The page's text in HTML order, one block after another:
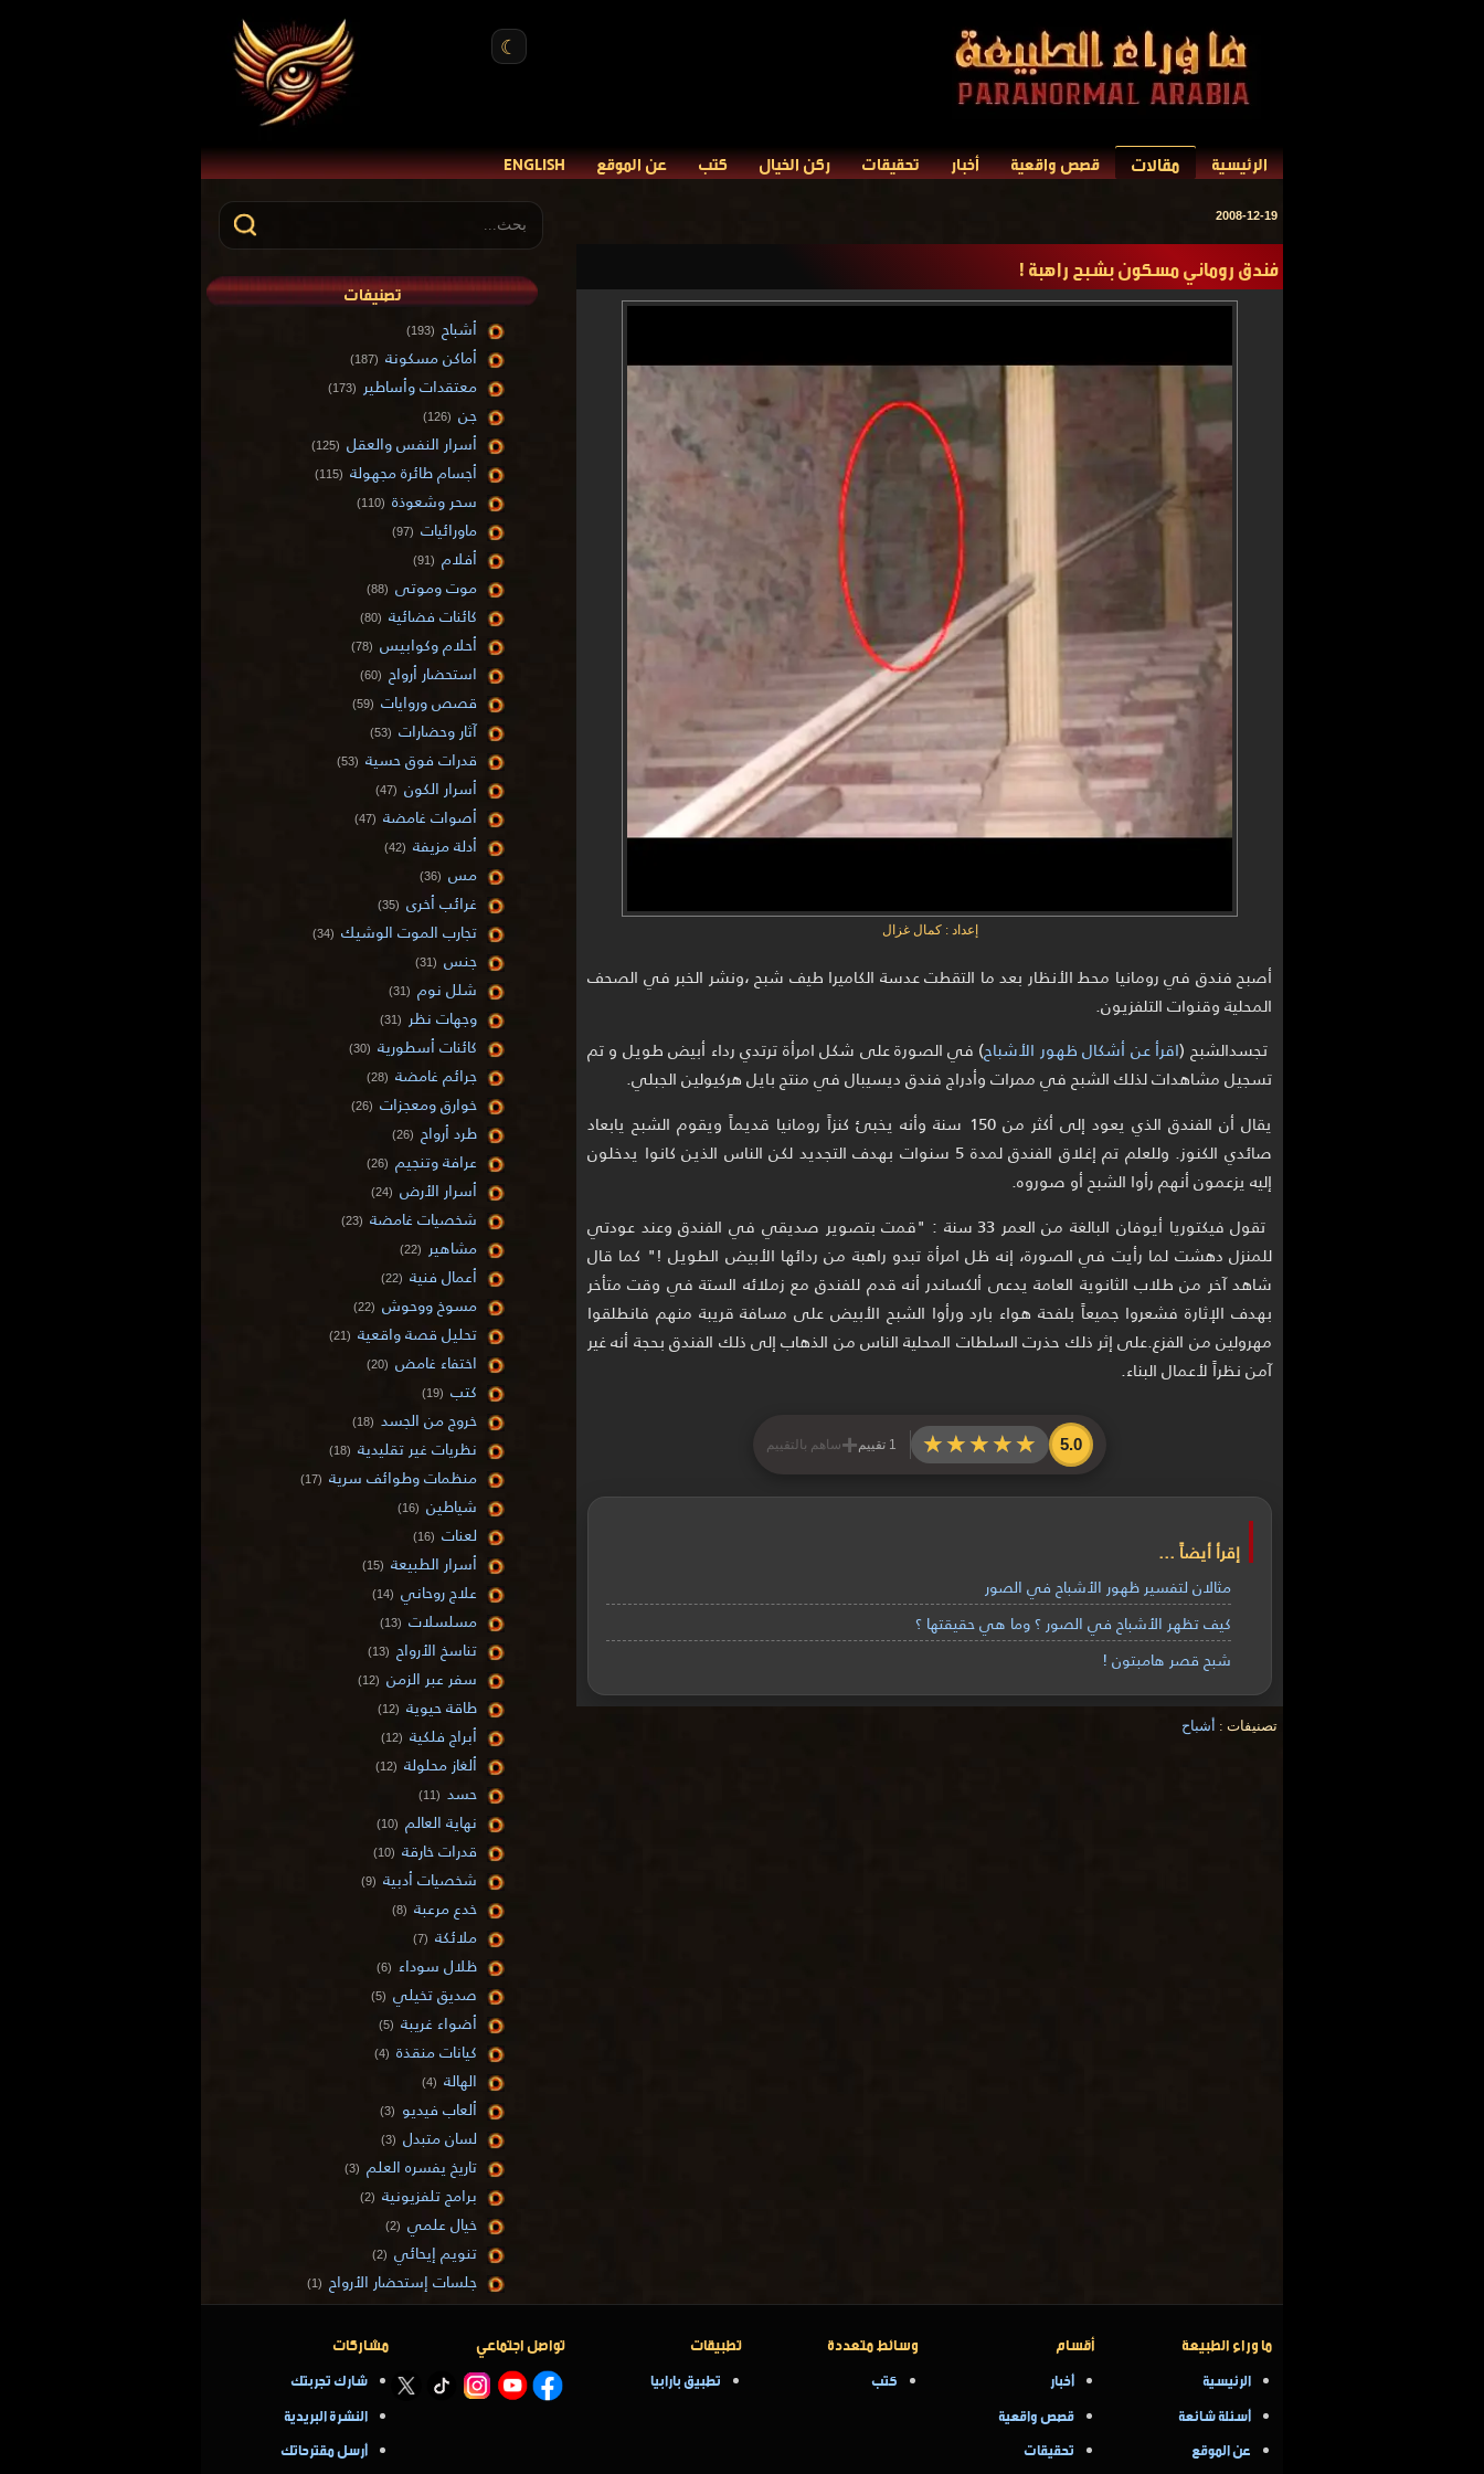
☾
الرئيسية مقالات قصص واقعية أخبار تحقيقات ركن الخيال كتب عن الموقع ENGLISH
2008-12-19
فندق روماني مسكون بشبح راهبة !
إعداد : كمال غزال
أصبح فندق في رومانيا محط الأنظار بعد ما التقطت عدسة الكاميرا طيف شبح ،ونشر الخبر في الصحف
المحلية وقنوات التلفزيون.
تجسدالشبح (اقرأ عن أشكال ظهور الأشباح) في الصورة على شكل امرأة ترتدي رداء أبيض طويل و تم
تسجيل مشاهدات لذلك الشبح في ممرات وأدراج فندق ديسيبال في منتج بايل هركيولين الجبلي.
يقال أن الفندق الذي يعود إلى أكثر من 150 سنة وأنه يخبئ كنزاً رومانيا قديماً ويقوم الشبح يابعاد
صائدي الكنوز. وللعلم تم إغلاق الفندق لمدة 5 سنوات بهدف التجديد لكن الناس الذين كانوا يدخلون
إليه يزعمون أنهم رأوا الشبح أو صوروه.
تقول فيكتوريا أيوفان البالغة من العمر 33 سنة : "قمت بتصوير صديقي في الفندق وعند عودتي
للمنزل دهشت لما رأيت في الصورة، إنه ظل امرأة تبدو راهبة من ردائها الأبيض الطويل !" كما قال
شاهد آخر من طلاب الثانوية العامة يدعى ألكساندر أنه قدم للفندق مع زملائه الستة في وقت متأخر
بهدف الإثارة فشعروا جميعاً بلفحة هواء بارد ورأوا الشبح الأبيض على مسافة قريبة منهم فانطلقوا
مهرولين من الفزع.على إثر ذلك حذرت السلطات المحلية الناس من الذهاب إلى ذلك الفندق بحجة أنه غير
آمن نظراً لأعمال البناء.
5.0
★★★★★
★★★★★ 1 تقييم +ساهم بالتقييم
إقرأ أيضاً ...
مثالان لتفسير ظهور الأشباح في الصور
كيف تظهر الأشباح في الصور ؟ وما هي حقيقتها ؟
شبح قصر هامبتون !
تصنيفات : أشباح
تصنيفات
أشباح (193)
أماكن مسكونة (187)
معتقدات وأساطير (173)
جن (126)
أسرار النفس والعقل (125)
أجسام طائرة مجهولة (115)
سحر وشعوذة (110)
ماورائيات (97)
أفلام (91)
موت وموتى (88)
كائنات فضائية (80)
أحلام وكوابيس (78)
استحضار أرواح (60)
قصص وروايات (59)
آثار وحضارات (53)
قدرات فوق حسية (53)
أسرار الكون (47)
أصوات غامضة (47)
أدلة مزيفة (42)
مس (36)
غرائب أخرى (35)
تجارب الموت الوشيك (34)
جنس (31)
شلل نوم (31)
وجهات نظر (31)
كائنات أسطورية (30)
جرائم غامضة (28)
خوارق ومعجزات (26)
طرد أرواح (26)
عرافة وتنجيم (26)
أسرار الأرض (24)
شخصيات غامضة (23)
مشاهير (22)
أعمال فنية (22)
مسوخ ووحوش (22)
تحليل قصة واقعية (21)
اختفاء غامض (20)
كتب (19)
خروج من الجسد (18)
نظريات غير تقليدية (18)
منظمات وطوائف سرية (17)
شياطين (16)
لعنات (16)
أسرار الطبيعة (15)
علاج روحاني (14)
مسلسلات (13)
تناسخ الأرواح (13)
سفر عبر الزمن (12)
طاقة حيوية (12)
أبراج فلكية (12)
ألغاز محلولة (12)
حسد (11)
نهاية العالم (10)
قدرات خارقة (10)
شخصيات أدبية (9)
خدع مرعبة (8)
ملائكة (7)
ظلال سوداء (6)
صديق تخيلي (5)
أضواء غريبة (5)
كيانات منقذة (4)
الهالة (4)
ألعاب فيديو (3)
لسان متبدل (3)
تاريخ يفسره العلم (3)
برامج تلفزيونية (2)
خيال علمي (2)
تنويم إيحائي (2)
جلسات إستحضار الأرواح (1)
ما وراء الطبيعة
الرئيسية
أسئلة شائعة
عن الموقع
أقسام
أخبار
قصص واقعية
تحقيقات
وسائط متعددة
كتب
تطبيقات
تطبيق بارابيا
تواصل اجتماعي مشاركات
شارك تجربتك
النشرة البريدية
أرسل مقترحاتك